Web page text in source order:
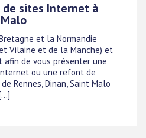
sites Internet à
et la Normandie
Vilaine et de la Manche) et
de vous présenter une
ou une refont de
Rennes, Dinan, Saint Malo